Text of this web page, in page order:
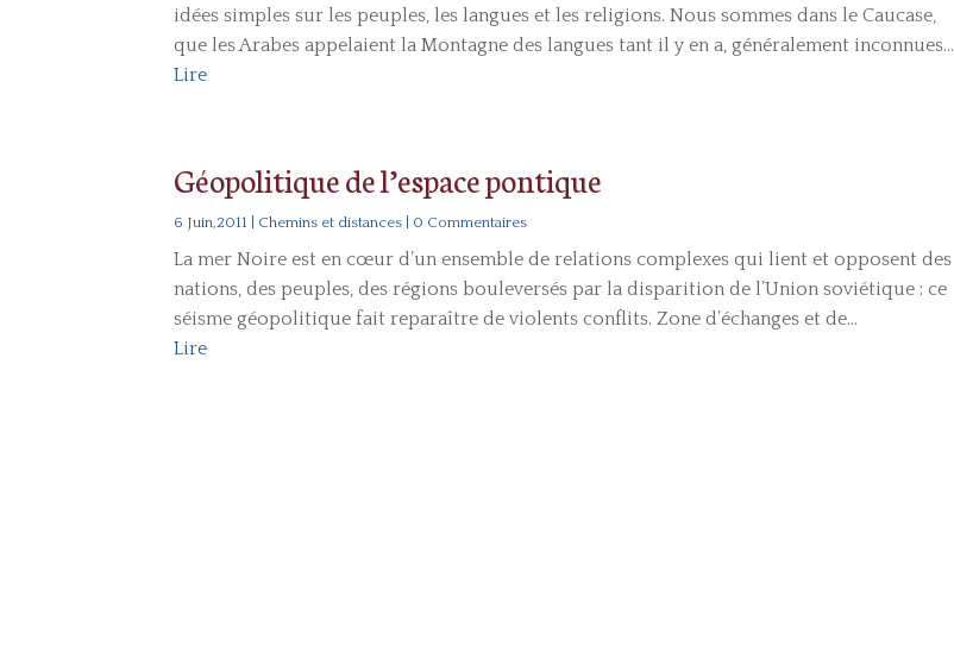
idées simples sur les peuples, les langues et les religions. Nous sommes dans le Caucase,
que les Arabes appelaient la Montagne des langues tant il y en a, généralement inconnues...
Lire
Géopolitique de l’espace pontique
6 Juin,2011 Chemins et distances | 0 Commentaires
La mer Noire est en cœur d’un ensemble de relations complexes qui lient et opposent des
nations, des peuples, des régions bouleversés par la disparition de l’Union soviétique : ce
séisme géopolitique fait reparaître de violents conflits. Zone d’échanges et de...
Lire